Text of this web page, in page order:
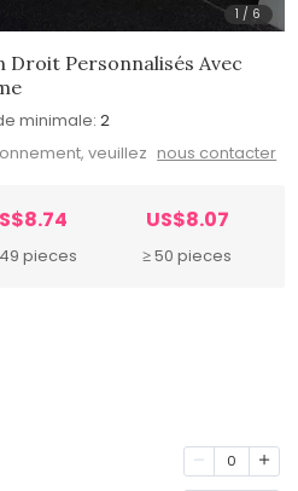
1 / 6
Droit Personnalisés Avec
minimale: 2
veuillez nous contacter
pieces
US$8.07
≥ 50 pieces
0